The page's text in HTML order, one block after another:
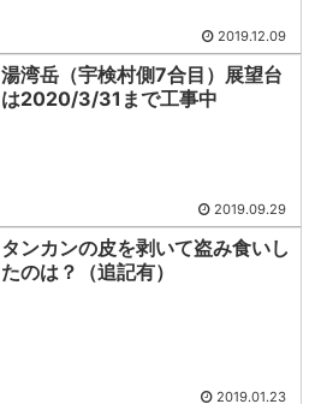
2019.12.09
湯湾岳（宇検村側7合目）展望台
は2020/3/31まで工事中
2019.09.29
タンカンの皮を剥いて盗み食いし
たのは？（追記有）
2019.01.23